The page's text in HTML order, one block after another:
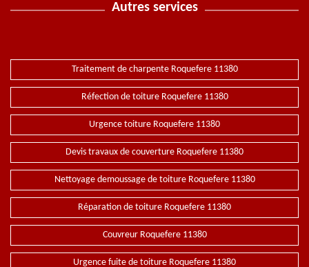
Autres services
Traitement de charpente Roquefere 11380
Réfection de toiture Roquefere 11380
Urgence toiture Roquefere 11380
Devis travaux de couverture Roquefere 11380
Nettoyage demoussage de toiture Roquefere 11380
Réparation de toiture Roquefere 11380
Couvreur Roquefere 11380
Urgence fuite de toiture Roquefere 11380